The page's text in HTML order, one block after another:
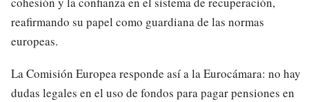
reafirmando su papel como guardiana de las normas
europeas.
La Comisión Europea responde así a la Eurocámara: no hay
dudas legales en el uso de fondos para pagar pensiones en